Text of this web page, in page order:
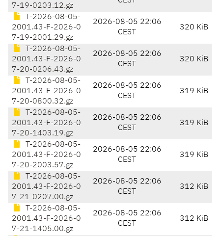
7-19-0203.12.gz
T-2026-08-05-
2001.43-F-2026-0
7-19-2001.29.gz
2026-08-05 22:06
CEST
320 KiB
T-2026-08-05-
2001.43-F-2026-0
7-20-0206.43.gz
2026-08-05 22:06
CEST
320 KiB
T-2026-08-05-
2001.43-F-2026-0
7-20-0800.32.gz
2026-08-05 22:06
CEST
319 KiB
T-2026-08-05-
2001.43-F-2026-0
7-20-1403.19.gz
2026-08-05 22:06
CEST
319 KiB
T-2026-08-05-
2001.43-F-2026-0
7-20-2003.57.gz
2026-08-05 22:06
CEST
319 KiB
T-2026-08-05-
2001.43-F-2026-0
7-21-0207.00.gz
2026-08-05 22:06
CEST
312 KiB
T-2026-08-05-
2001.43-F-2026-0
7-21-1405.00.gz
2026-08-05 22:06
CEST
312 KiB